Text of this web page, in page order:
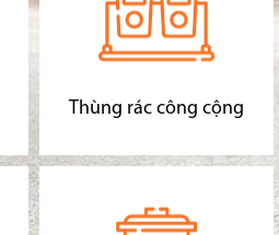
Thùng rác công cộng